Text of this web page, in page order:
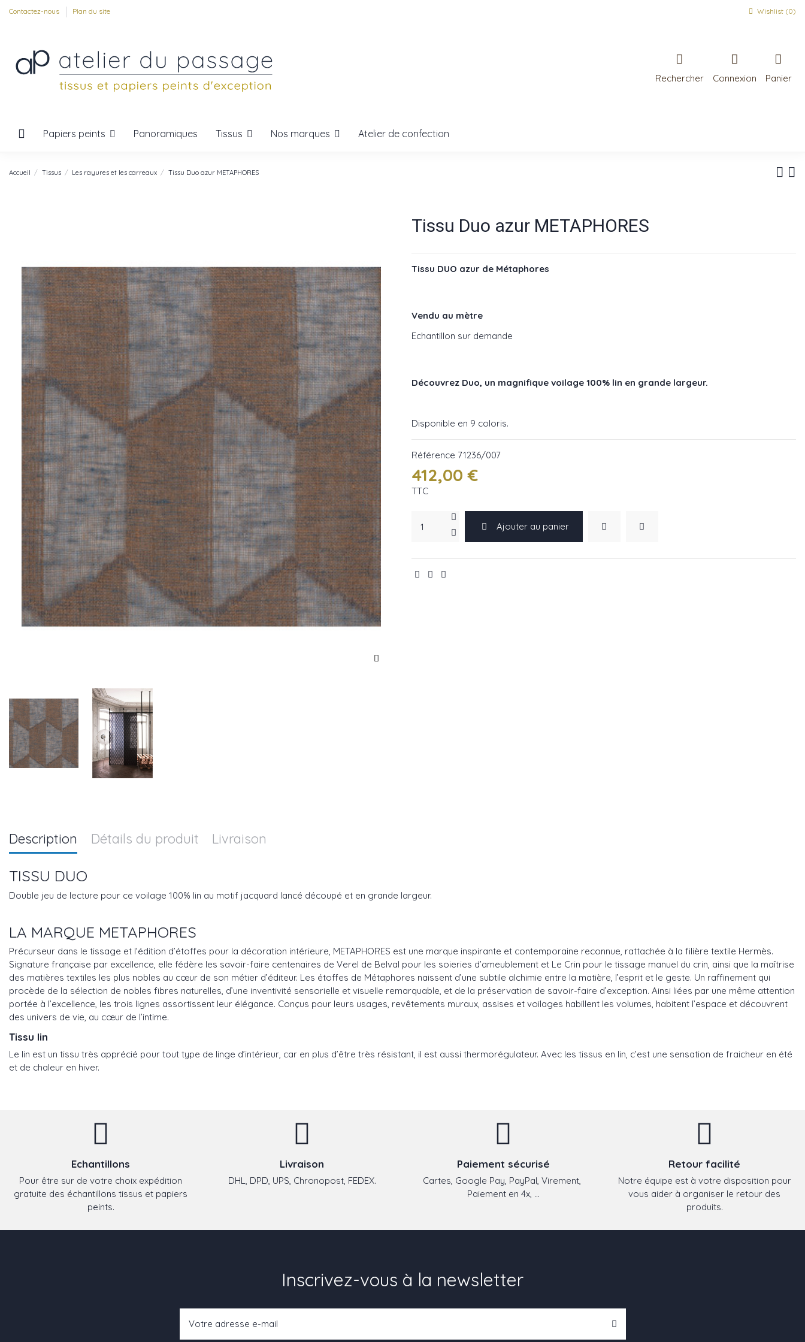
Contactez-nous Plan du site Wishlist (0)
Rechercher Connexion Panier
Papiers peints Panoramiques Tissus Nos marques Atelier de confection
Accueil Tissus Les rayures et les carreaux Tissu Duo azur METAPHORES
Tissu Duo azur METAPHORES
Tissu DUO azur de Métaphores
Vendu au mètre
Echantillon sur demande
Découvrez Duo, un magnifique voilage 100% lin en grande largeur.
Disponible en 9 coloris.
Référence 71236/007
412,00 €
TTC
Ajouter au panier
Description Détails du produit Livraison
TISSU DUO
Double jeu de lecture pour ce voilage 100% lin au motif jacquard lancé découpé et en grande largeur.
LA MARQUE METAPHORES
Précurseur dans le tissage et l’édition d’étoffes pour la décoration intérieure, METAPHORES est une marque inspirante et contemporaine reconnue, rattachée à la filière textile Hermès.
Signature française par excellence, elle fédère les savoir-faire centenaires de Verel de Belval pour les soieries d’ameublement et Le Crin pour le tissage manuel du crin, ainsi que la maîtrise
des matières textiles les plus nobles au cœur de son métier d’éditeur. Les étoffes de Métaphores naissent d’une subtile alchimie entre la matière, l’esprit et le geste. Un raffinement qui
procède de la sélection de nobles fibres naturelles, d’une inventivité sensorielle et visuelle remarquable, et de la préservation de savoir-faire d’exception. Ainsi liées par une même attention
portée à l’excellence, les trois lignes assortissent leur élégance. Conçus pour leurs usages, revêtements muraux, assises et voilages habillent les volumes, habitent l’espace et découvrent
des univers de vie, au cœur de l’intime.
Tissu lin
Le lin est un tissu très apprécié pour tout type de linge d’intérieur, car en plus d’être très résistant, il est aussi thermorégulateur. Avec les tissus en lin, c’est une sensation de fraicheur en été
et de chaleur en hiver.
Echantillons
Pour être sur de votre choix expédition
gratuite des échantillons tissus et papiers
peints.
Livraison
DHL, DPD, UPS, Chronopost, FEDEX.
Paiement sécurisé
Cartes, Google Pay, PayPal, Virement,
Paiement en 4x, ...
Retour facilité
Notre équipe est à votre disposition pour
vous aider à organiser le retour des
produits.
Inscrivez-vous à la newsletter